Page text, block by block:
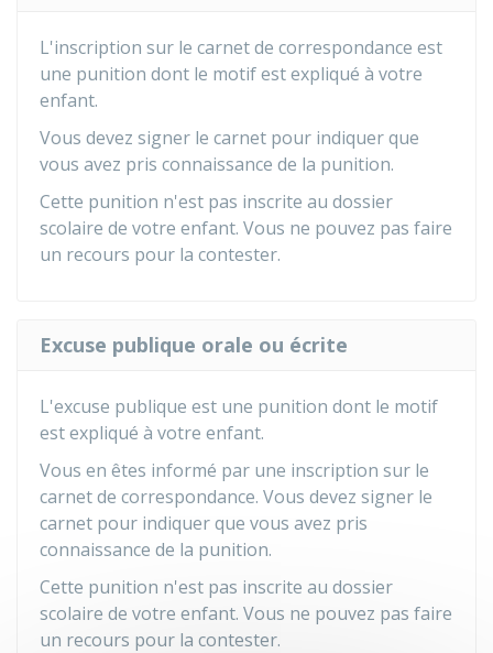
L'inscription sur le carnet de correspondance est
une punition dont le motif est expliqué à votre
enfant.
Vous devez signer le carnet pour indiquer que
vous avez pris connaissance de la punition.
Cette punition n'est pas inscrite au dossier
scolaire de votre enfant. Vous ne pouvez pas faire
un recours pour la contester.
Excuse publique orale ou écrite
L'excuse publique est une punition dont le motif
est expliqué à votre enfant.
Vous en êtes informé par une inscription sur le
carnet de correspondance. Vous devez signer le
carnet pour indiquer que vous avez pris
connaissance de la punition.
Cette punition n'est pas inscrite au dossier
scolaire de votre enfant. Vous ne pouvez pas faire
un recours pour la contester.